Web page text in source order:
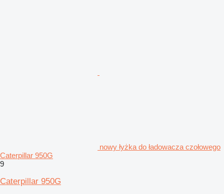
nowy łyżka do ładowacza czołowego
Caterpillar 950G
9
Caterpillar 950G